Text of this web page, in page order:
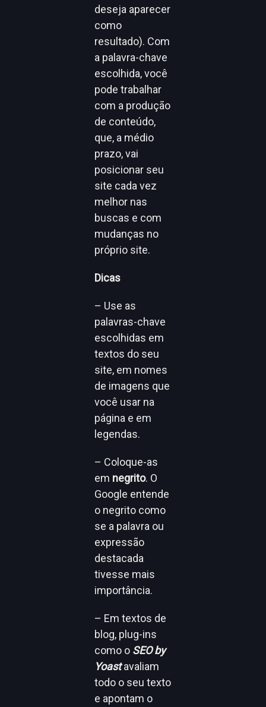
deseja aparecer
como
resultado). Com
a palavra-chave
escolhida, você
pode trabalhar
com a produção
de conteúdo,
que, a médio
prazo, vai
posicionar seu
site cada vez
melhor nas
buscas e com
mudanças no
próprio site.
Dicas
– Use as
palavras-chave
escolhidas em
textos do seu
site, em nomes
de imagens que
você usar na
página e em
legendas.
– Coloque-as
em negrito. O
Google entende
o negrito como
se a palavra ou
expressão
destacada
tivesse mais
importância.
– Em textos de
blog, plug-ins
como o SEO by
Yoastavaliam
todo o seu texto
e apontam o